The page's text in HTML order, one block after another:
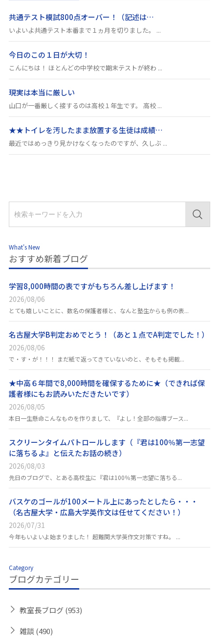
共通テスト模試800点オーバー！（記述は…
いよいよ共通テスト本番まで１ヵ月を切りました。 ...
今日のこの１日が大切！
こんにちは！ ほとんどの中学校で期末テストが終わ ...
現実は本当に厳しい
山口が一番厳しく接するのは高校１年生です。 高校 ...
★★トイレを汚したまま放置する生徒は成績…
最近ではめっきり見かけなくなったのですが、久しぶ ...
What's New
おすすめ新着ブログ
学習8,000時間の表ですがもちろん差し上げます！
2026/08/06
とても嬉しいことに、数名の保護者様と、なんと塾生からも例の表...
名古屋大学B判定おめでとう！（あと１点でA判定でした！）
2026/08/06
で・す・が！！！ まだ紙で返ってきていないのと、そもそも掲載...
★中高６年間で8,000時間を確保するために★（できれば保
護者様にもお読みいただきたいです）
2026/08/05
本日一生懸命こんなものを作りまして、『よし！全部の指導ブース...
スクリーンタイムパトロールします（『君は100％第一志望
に落ちるよ』と伝えたお話の続き）
2026/08/03
先日のブログで、とある高校生に『君は100％第一志望に落ちる...
バスケのゴールが100メートル上にあったとしたら・・・
（名古屋大学・広島大学英作文は任せてください！）
2026/07/31
今年もいよいよ始まりました！ 超難関大学英作文対策ですね。 ...
Category
ブログカテゴリー
教室長ブログ(953)
雑談(490)